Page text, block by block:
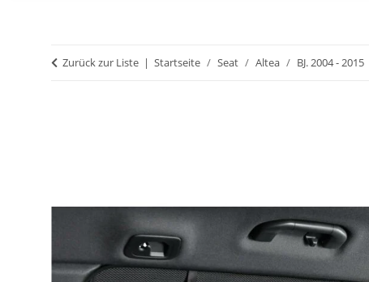
Zurück zur Liste Startseite Seat Altea BJ. 2004 - 2015